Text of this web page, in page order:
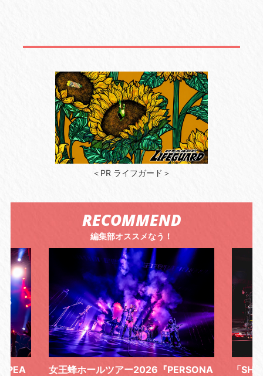
＜PR ライフガード＞
RECOMMEND
編集部オススメなう！
女王蜂ホールツアー2026『PERSONA
「